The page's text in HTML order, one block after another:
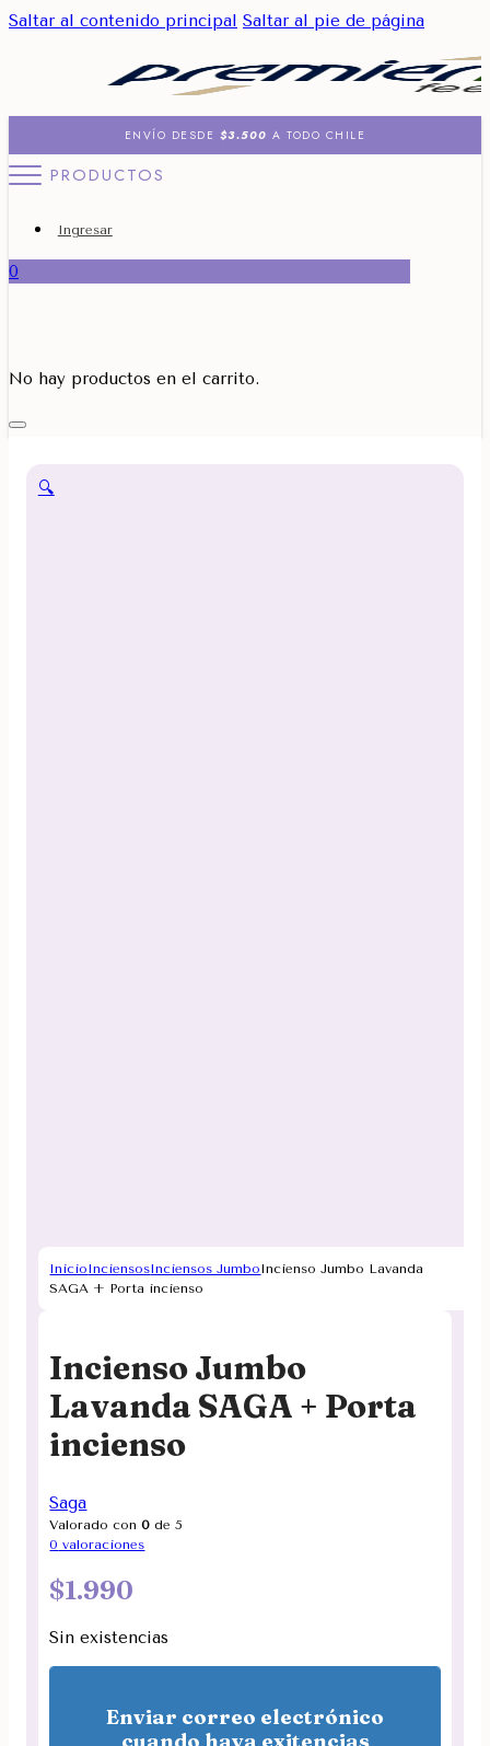
Saltar al contenido principal Saltar al pie de página
ENVÍO DESDE $3.500 A TODO CHILE
PRODUCTOS
Ingresar
0
No hay productos en el carrito.
🔍
InicioInciensosInciensos JumboIncienso Jumbo Lavanda
SAGA + Porta incienso
Incienso Jumbo
Lavanda SAGA + Porta
incienso
Saga
Valorado con0 de 5
0 valoraciones
$1.990
Sin existencias
Enviar correo electrónico
cuando haya exitencias